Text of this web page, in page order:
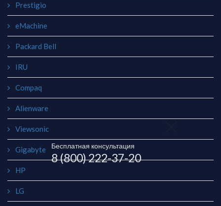
Бесплатная консультация
8 (800) 222-37-20
Prestigio
eMachine
Packard Bell
IRU
Compaq
Alienware
Viewsonic
Gigabyte
HP
LG